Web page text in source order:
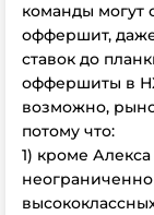
команды могут
оффершит,
ставок до
оффершиты в
возможно,
потому что:
1) кроме